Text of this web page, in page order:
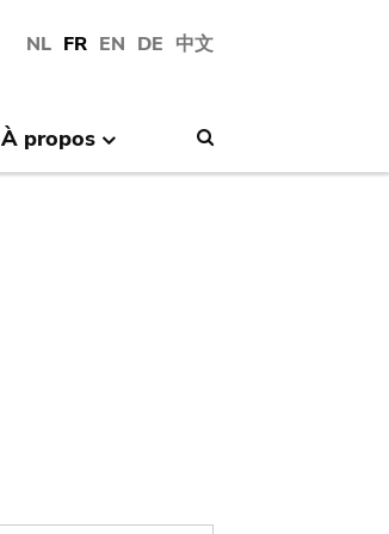
NL FR EN DE 中文
À propos